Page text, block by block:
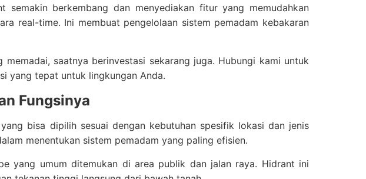
berkembang dan menyediakan fitur yang memudahkan
real-time. Ini membuat pengelolaan sistem pemadam kebakaran
saatnya berinvestasi sekarang juga. Hubungi kami untuk
yang tepat untuk lingkungan Anda.
Fungsinya
bisa dipilih sesuai dengan kebutuhan spesifik lokasi dan jenis
menentukan sistem pemadam yang paling efisien.
yang umum ditemukan di area publik dan jalan raya. Hidrant ini